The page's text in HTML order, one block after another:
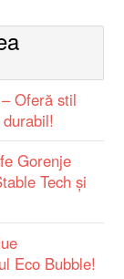
Oferă stil
Gorenje
Tech și
Eco Bubble!